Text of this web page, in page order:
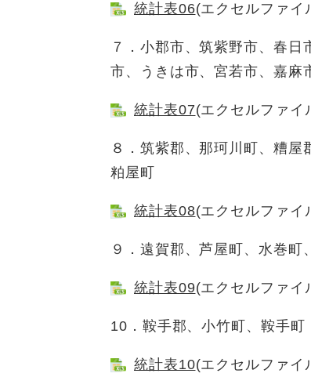
統計表06(エクセルファイ
７．小郡市、筑紫野市、春
市、うきは市、宮若市、嘉麻
統計表07(エクセルファイ
８．筑紫郡、那珂川町、糟屋
粕屋町
統計表08(エクセルファイ
９．遠賀郡、芦屋町、水巻町
統計表09(エクセルファイ
10．鞍手郡、小竹町、鞍手町
統計表10(エクセルファイ